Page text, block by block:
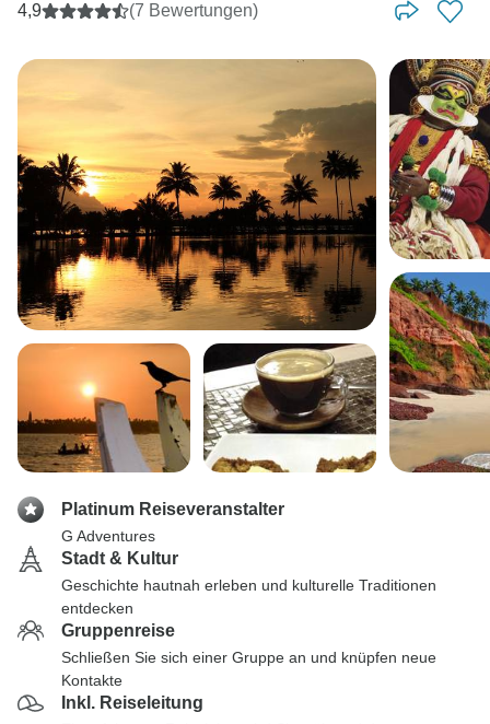
4,9 (7 Bewertungen)
Platinum Reiseveranstalter
G Adventures
Stadt & Kultur
Geschichte hautnah erleben und kulturelle Traditionen
entdecken
Gruppenreise
Schließen Sie sich einer Gruppe an und knüpfen neue
Kontakte
Inkl. Reiseleitung